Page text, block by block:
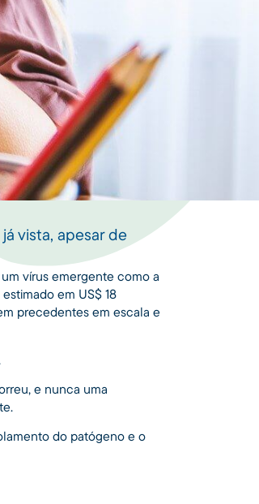
vista, apesar de
vírus emergente como a
em US$ 18
precedentes em escala e
e nunca uma
do patógeno e o